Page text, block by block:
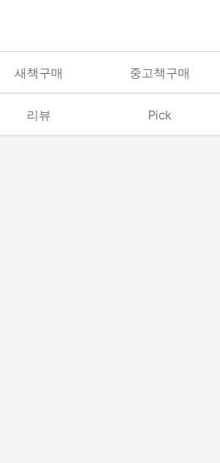
새책구매 중고책구매
리뷰 Pick